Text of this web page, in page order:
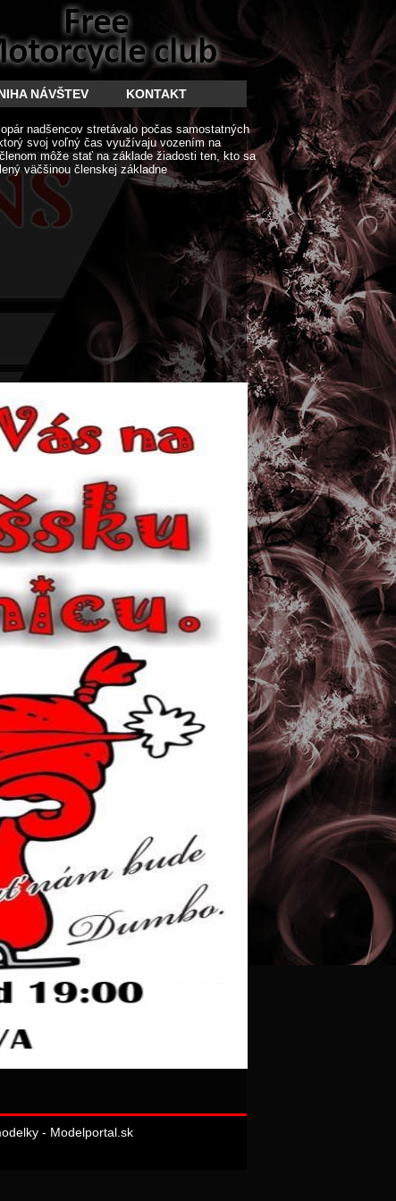
NÁVŠTEV KONTAKT
nadšencov stretávalo počas samostatných
svoj voľný čas využívaju vozením na
môže stať na základe žiadosti ten, kto sa
väčšinou členskej základne
- Modelportal.sk